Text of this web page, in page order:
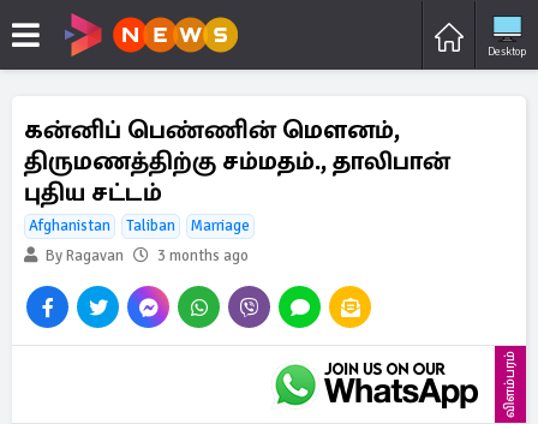
Desktop
கன்னிப் பெண்ணின் மௌனம்,
திருமணத்திற்கு சம்மதம்., தாலிபான்
புதிய சட்டம்
Afghanistan Taliban
Marriage
By Ragavan
3 months ago
விளம்பரம்